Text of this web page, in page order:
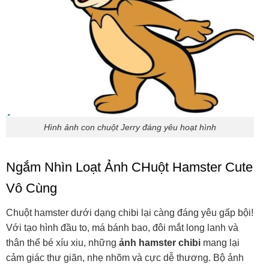
Hình ảnh con chuột Jerry đáng yêu hoạt hình
Ngắm Nhìn Loạt Ảnh CHuột Hamster Cute
Vô Cùng
Chuột hamster dưới dạng chibi lại càng đáng yêu gấp bội!
Với tạo hình đầu to, má bánh bao, đôi mắt long lanh và
thân thể bé xíu xiu, những ảnh hamster chibi mang lại
cảm giác thư giãn, nhẹ nhõm và cực dễ thương. Bộ ảnh